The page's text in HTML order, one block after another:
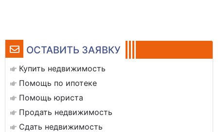
ОСТАВИТЬ ЗАЯВКУ
Купить недвижимость
Помощь по ипотеке
Помощь юриста
Продать недвижимость
Сдать недвижимость